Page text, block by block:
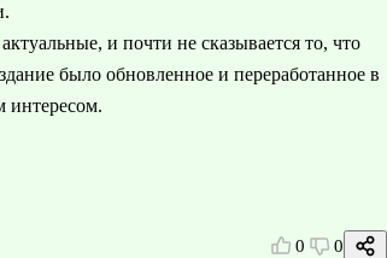
и почти не сказывается то, что
было обновленное и переработанное в
интересом.
0 0